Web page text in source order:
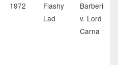
1972
Flashy
Lad
Barberina
v. Lord Dun
Carna 141